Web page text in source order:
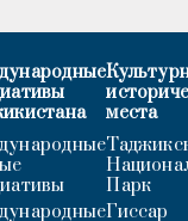
места
Парк
Гиссар